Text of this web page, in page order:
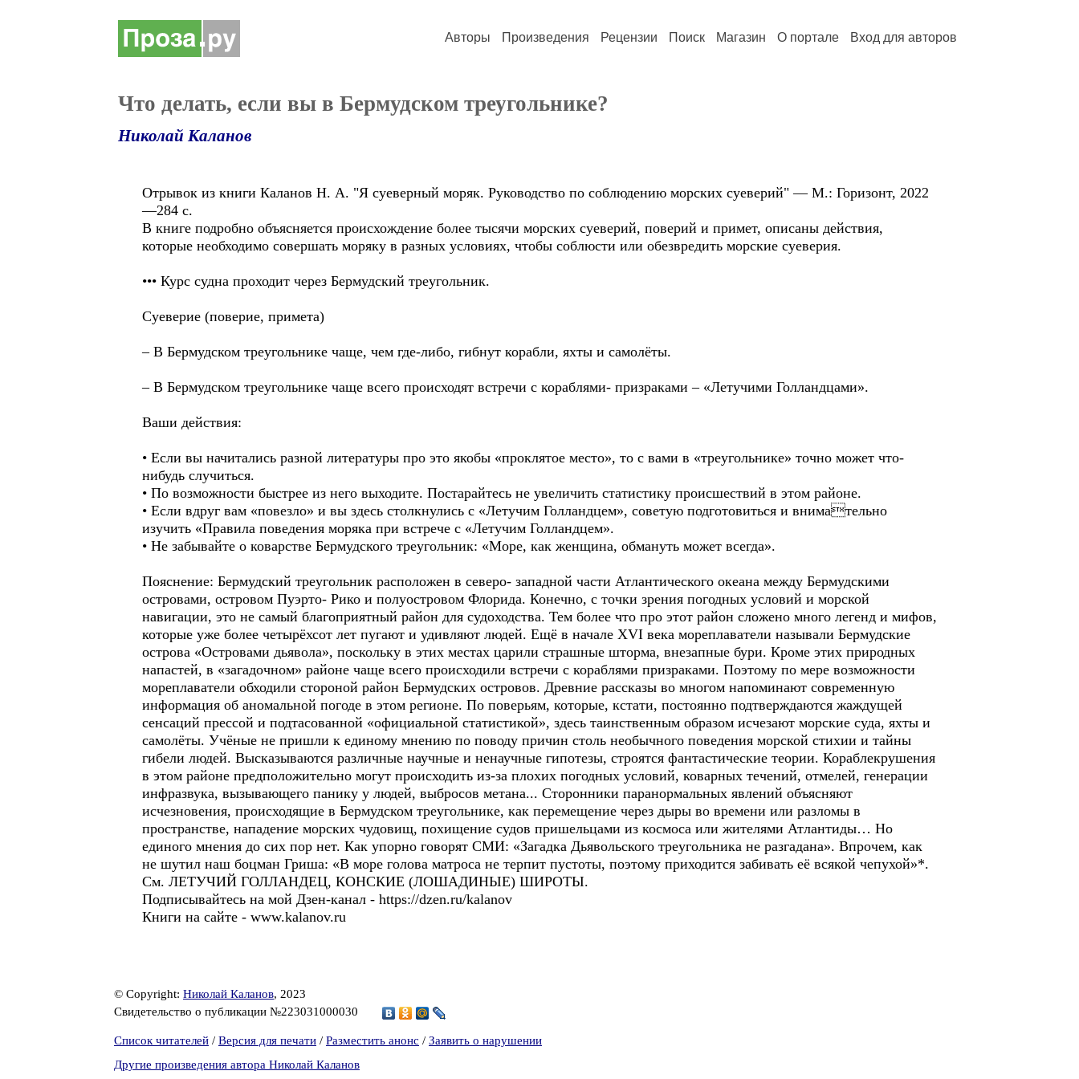
Авторы Произведения Рецензии Поиск Магазин О портале Вход для авторов
Что делать, если вы в Бермудском треугольнике?
Николай Каланов
Отрывок из книги Каланов Н. А. "Я суеверный моряк. Руководство по соблюдению морских суеверий" — М.: Горизонт, 2022
—284 с.
В книге подробно объясняется происхождение более тысячи морских суеверий, поверий и примет, описаны действия,
которые необходимо совершать моряку в разных условиях, чтобы соблюсти или обезвредить морские суеверия.
••• Курс судна проходит через Бермудский треугольник.
Суеверие (поверие, примета)
– В Бермудском треугольнике чаще, чем где-либо, гибнут корабли, яхты и самолёты.
– В Бермудском треугольнике чаще всего происходят встречи с кораблями- призраками – «Летучими Голландцами».
Ваши действия:
• Если вы начитались разной литературы про это якобы «проклятое место», то с вами в «треугольнике» точно может что-
нибудь случиться.
• По возможности быстрее из него выходите. Постарайтесь не увеличить статистику происшествий в этом районе.
• Если вдруг вам «повезло» и вы здесь столкнулись с «Летучим Голландцем», советую подготовиться и внимательно
изучить «Правила поведения моряка при встрече с «Летучим Голландцем».
• Не забывайте о коварстве Бермудского треугольник: «Море, как женщина, обмануть может всегда».
Пояснение: Бермудский треугольник расположен в северо- западной части Атлантического океана между Бермудскими
островами, островом Пуэрто- Рико и полуостровом Флорида. Конечно, с точки зрения погодных условий и морской
навигации, это не самый благоприятный район для судоходства. Тем более что про этот район сложено много легенд и мифов,
которые уже более четырёхсот лет пугают и удивляют людей. Ещё в начале XVI века мореплаватели называли Бермудские
острова «Островами дьявола», поскольку в этих местах царили страшные шторма, внезапные бури. Кроме этих природных
напастей, в «загадочном» районе чаще всего происходили встречи с кораблями призраками. Поэтому по мере возможности
мореплаватели обходили стороной район Бермудских островов. Древние рассказы во многом напоминают современную
информация об аномальной погоде в этом регионе. По поверьям, которые, кстати, постоянно подтверждаются жаждущей
сенсаций прессой и подтасованной «официальной статистикой», здесь таинственным образом исчезают морские суда, яхты и
самолёты. Учёные не пришли к единому мнению по поводу причин столь необычного поведения морской стихии и тайны
гибели людей. Высказываются различные научные и ненаучные гипотезы, строятся фантастические теории. Кораблекрушения
в этом районе предположительно могут происходить из-за плохих погодных условий, коварных течений, отмелей, генерации
инфразвука, вызывающего панику у людей, выбросов метана... Сторонники паранормальных явлений объясняют
исчезновения, происходящие в Бермудском треугольнике, как перемещение через дыры во времени или разломы в
пространстве, нападение морских чудовищ, похищение судов пришельцами из космоса или жителями Атлантиды… Но
единого мнения до сих пор нет. Как упорно говорят СМИ: «Загадка Дьявольского треугольника не разгадана». Впрочем, как
не шутил наш боцман Гриша: «В море голова матроса не терпит пустоты, поэтому приходится забивать её всякой чепухой»*.
См. ЛЕТУЧИЙ ГОЛЛАНДЕЦ, КОНСКИЕ (ЛОШАДИНЫЕ) ШИРОТЫ.
Подписывайтесь на мой Дзен-канал - https://dzen.ru/kalanov
Книги на сайте - www.kalanov.ru
© Copyright: Николай Каланов, 2023
Свидетельство о публикации №223031000030
Список читателей / Версия для печати / Разместить анонс / Заявить о нарушении
Другие произведения автора Николай Каланов